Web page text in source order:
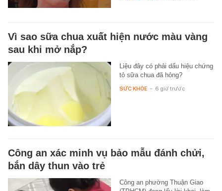
Vì sao sữa chua xuất hiện nước màu vàng
sau khi mở nắp?
Liệu đây có phải dấu hiệu chứng
tỏ sữa chua đã hỏng?
SỨC KHỎE - 6 giờ trước
Công an xác minh vụ bảo mẫu đánh chửi,
bắn dây thun vào trẻ
Công an phường Thuận Giao